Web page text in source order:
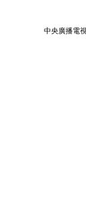
中央廣播電